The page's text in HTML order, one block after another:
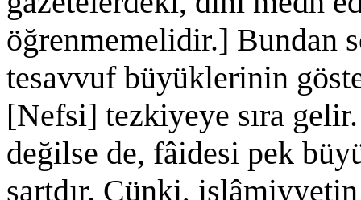
öğrenmemelidir.] Bundan
tesavvuf büyüklerinin
[Nefsi] tezkiyeye sıra
değilse de, fâidesi pek
şartdır. Çünki,